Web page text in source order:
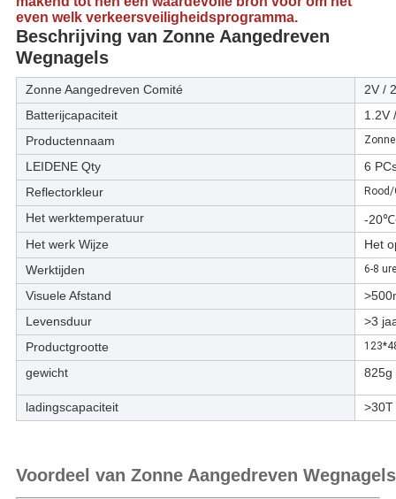
even welk verkeersveiligheidsprogramma.
Beschrijving van Zonne Aangedreven
Wegnagels
Zonne Aangedreven Comité
2V /
Batterijcapaciteit
1.2V
Productennaam
LEIDENE Qty
6
Reflectorkleur
Het werktemperatuur
-
Het werk Wijze
Het
Werktijden
6-8
Visuele Afstand
Levensduur
>3
Productgrootte
gewicht 825g
ladingscapaciteit >30T
Voordeel van Zonne Aangedreven Wegnagels